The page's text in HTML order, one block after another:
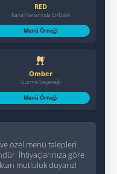
RED
Kanal Kenarında Et/Balık
Menü Örneği
Omber
Gurme Seçeneği
Menü Örneği
özel menü talepleri
İhtiyaçlarınıza göre
mutluluk duyarız!